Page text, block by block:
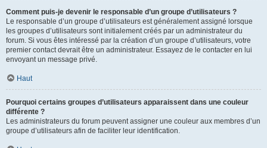
Comment puis-je devenir le responsable d’un groupe d’utilisateurs ?
Le responsable d’un groupe d’utilisateurs est généralement assigné lorsque
les groupes d’utilisateurs sont initialement créés par un administrateur du
forum. Si vous êtes intéressé par la création d’un groupe d’utilisateurs, votre
premier contact devrait être un administrateur. Essayez de le contacter en lui
envoyant un message privé.
Haut
Pourquoi certains groupes d’utilisateurs apparaissent dans une couleur
différente ?
Les administrateurs du forum peuvent assigner une couleur aux membres d’un
groupe d’utilisateurs afin de faciliter leur identification.